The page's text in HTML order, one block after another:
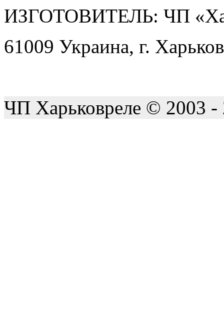
ИЗГОТОВИТЕЛЬ: ЧП
61009 Украина, г.
ЧП Харьковреле © 2003 -